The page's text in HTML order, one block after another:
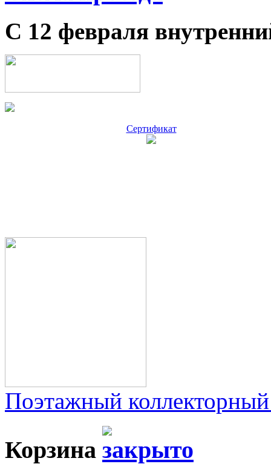
С 12 февраля
Сертификат
Поэтажный
Корзина